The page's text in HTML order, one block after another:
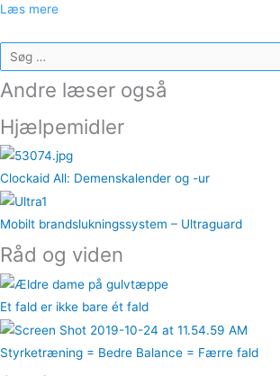
Læs mere
Søg
efter:
Andre læser også
Hjælpemidler
Clockaid All: Demenskalender og -ur
Mobilt brandslukningssystem – Ultraguard
Råd og viden
Et fald er ikke bare ét fald
Styrketræning = Bedre Balance = Færre fald